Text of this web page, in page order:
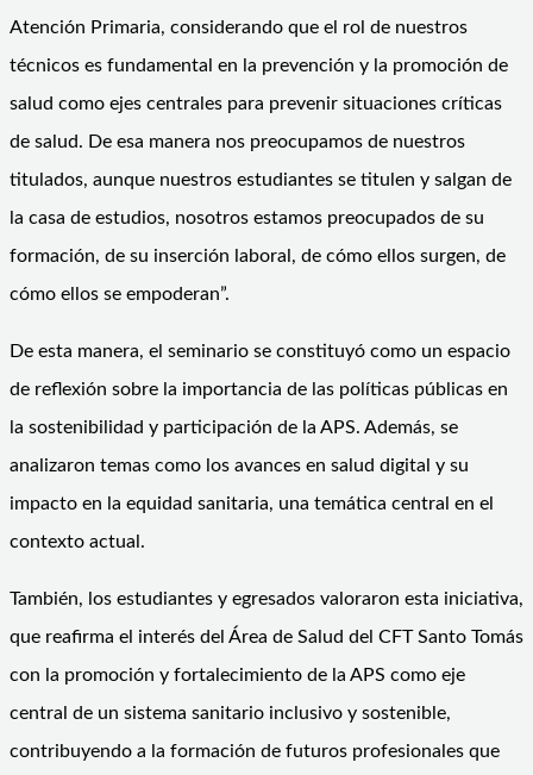
Atención Primaria, considerando que el rol de nuestros
técnicos es fundamental en la prevención y la promoción de
salud como ejes centrales para prevenir situaciones críticas
de salud. De esa manera nos preocupamos de nuestros
titulados, aunque nuestros estudiantes se titulen y salgan de
la casa de estudios, nosotros estamos preocupados de su
formación, de su inserción laboral, de cómo ellos surgen, de
cómo ellos se empoderan”.
De esta manera, el seminario se constituyó como un espacio
de reflexión sobre la importancia de las políticas públicas en
la sostenibilidad y participación de la APS. Además, se
analizaron temas como los avances en salud digital y su
impacto en la equidad sanitaria, una temática central en el
contexto actual.
También, los estudiantes y egresados valoraron esta iniciativa,
que reafirma el interés del Área de Salud del CFT Santo Tomás
con la promoción y fortalecimiento de la APS como eje
central de un sistema sanitario inclusivo y sostenible,
contribuyendo a la formación de futuros profesionales que